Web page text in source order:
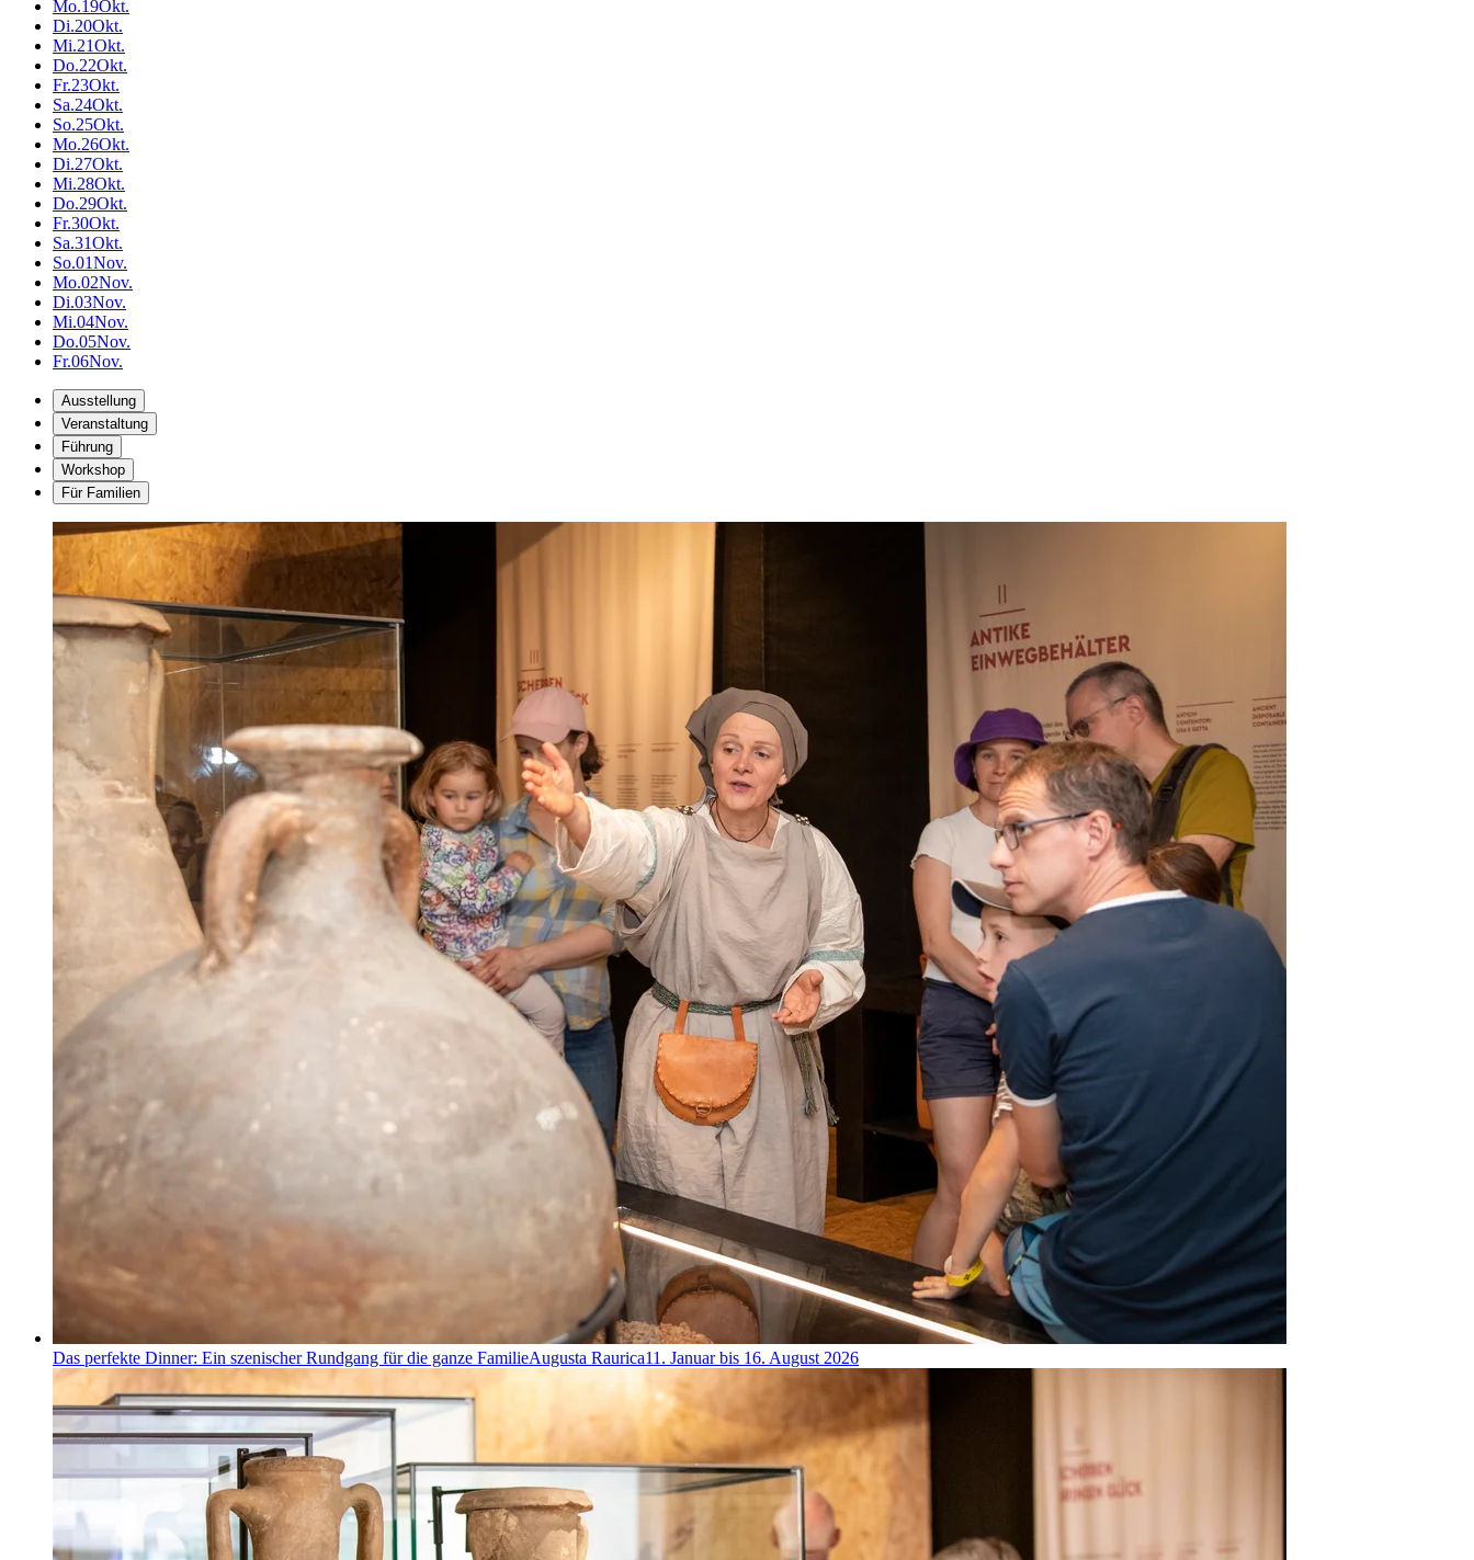
Mo.19Okt.
Di.20Okt.
Mi.21Okt.
Do.22Okt.
Fr.23Okt.
Sa.24Okt.
So.25Okt.
Mo.26Okt.
Di.27Okt.
Mi.28Okt.
Do.29Okt.
Fr.30Okt.
Sa.31Okt.
So.01Nov.
Mo.02Nov.
Di.03Nov.
Mi.04Nov.
Do.05Nov.
Fr.06Nov.
Ausstellung
Veranstaltung
Führung
Workshop
Für Familien
Das perfekte Dinner: Ein szenischer Rundgang für die ganze FamilieAugusta Raurica11. Januar bis 16. August 2026